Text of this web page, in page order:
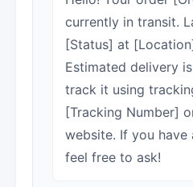
currently in transit.
[Status] at
Estimated delivery
track it using
[Tracking Number]
website. If you have
feel free to ask!